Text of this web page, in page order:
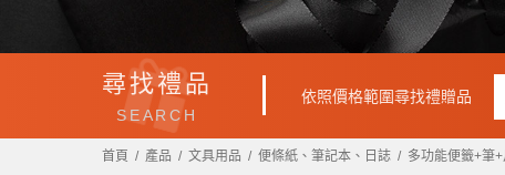
尋找禮品
SEARCH
依照價格範圍尋找禮贈品
首頁 產品 文具用品 便條紙、筆記本、日誌 多功能便籤+筆+